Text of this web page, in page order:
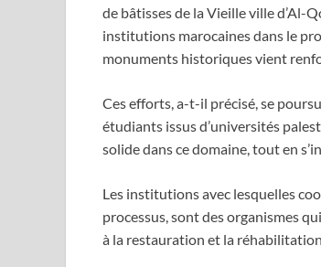
de bâtisses de la Vieille ville d’Al-
institutions marocaines dans le
monuments historiques vient
Ces efforts, a-t-il précisé, se
étudiants issus d’universités
solide dans ce domaine, tout en
Les institutions avec lesquelles
processus, sont des organismes
à la restauration et la